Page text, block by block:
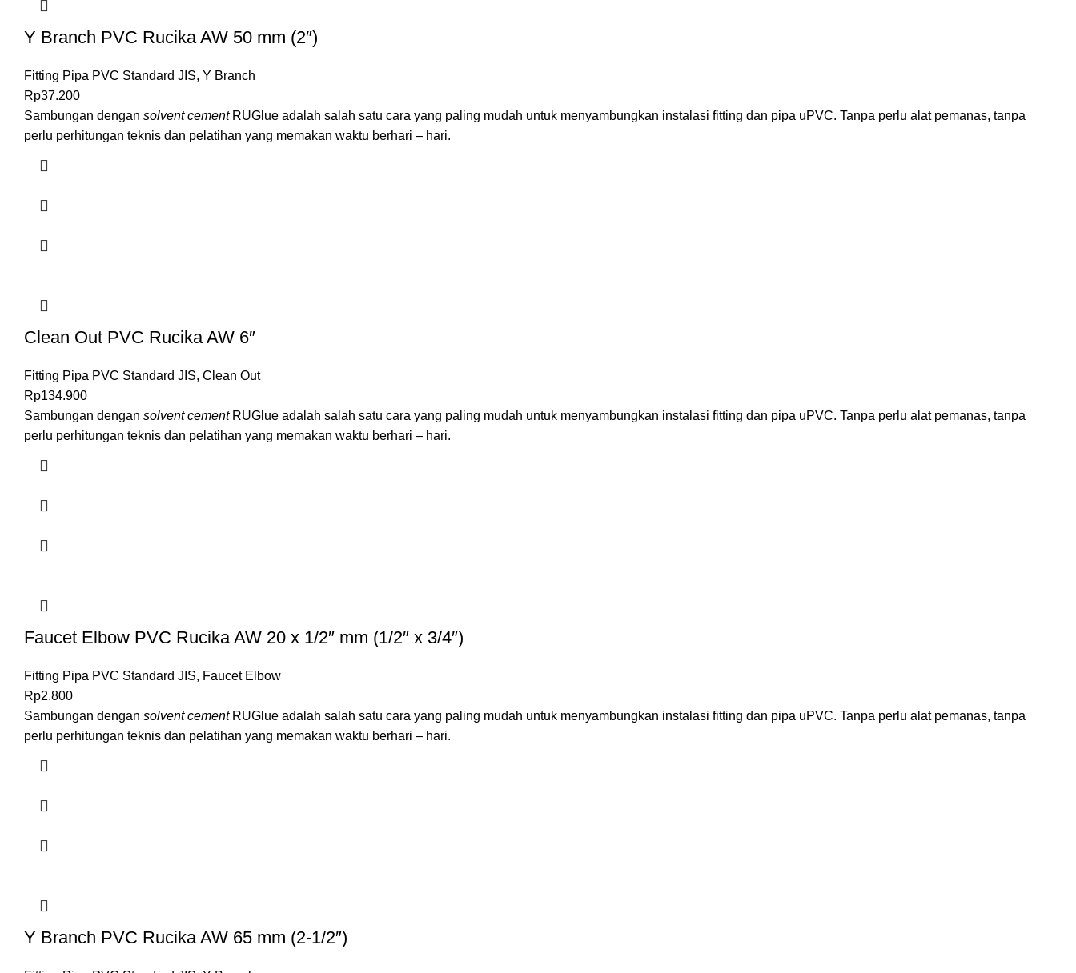
Y Branch PVC Rucika AW 50 mm (2″)
Fitting Pipa PVC Standard JIS, Y Branch
Rp37.200
Sambungan dengan solvent cementRUGlue adalah salah satu cara yang paling mudah untuk menyambungkan instalasi fitting dan pipa uPVC. Tanpa perlu alat pemanas, tanpa
perlu perhitungan teknis dan pelatihan yang memakan waktu berhari – hari.
Clean Out PVC Rucika AW 6″
Fitting Pipa PVC Standard JIS, Clean Out
Rp134.900
Sambungan dengan solvent cementRUGlue adalah salah satu cara yang paling mudah untuk menyambungkan instalasi fitting dan pipa uPVC. Tanpa perlu alat pemanas, tanpa
perlu perhitungan teknis dan pelatihan yang memakan waktu berhari – hari.
Faucet Elbow PVC Rucika AW 20 x 1/2″ mm (1/2″ x 3/4″)
Fitting Pipa PVC Standard JIS, Faucet Elbow
Rp2.800
Sambungan dengan solvent cementRUGlue adalah salah satu cara yang paling mudah untuk menyambungkan instalasi fitting dan pipa uPVC. Tanpa perlu alat pemanas, tanpa
perlu perhitungan teknis dan pelatihan yang memakan waktu berhari – hari.
Y Branch PVC Rucika AW 65 mm (2-1/2″)